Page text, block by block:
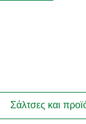
Σάλτσες και